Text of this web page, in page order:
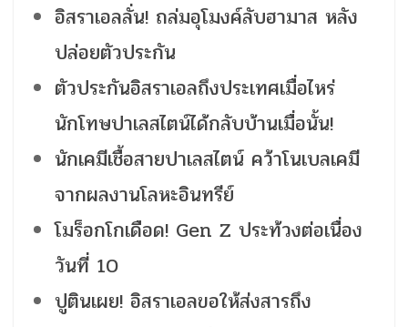
อิสราเอลลั่น! ถล่มอุโมงค์ลับฮามาส หลัง
ปล่อยตัวประกัน
ตัวประกันอิสราเอลถึงประเทศเมื่อไหร่
นักโทษปาเลสไตน์ได้กลับบ้านเมื่อนั้น!
นักเคมีเชื้อสายปาเลสไตน์ คว้าโนเบลเคมี
จากผลงานโลหะอินทรีย์
โมร็อกโกเดือด! Gen Z ประท้วงต่อเนื่อง
วันที่ 10
ปูตินเผย! อิสราเอลขอให้ส่งสารถึง